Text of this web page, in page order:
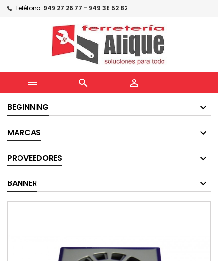
Teléfono: 949 27 26 77 - 949 38 52 82
  
BEGINNING
MARCAS
PROVEEDORES
BANNER